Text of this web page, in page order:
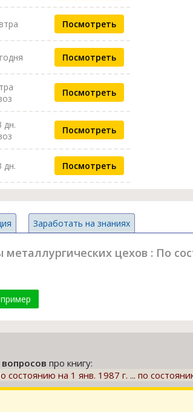
Посмотреть
Посмотреть
Посмотреть
дн.
Посмотреть
дн. Посмотреть
Заработать на знаниях
цехов : По
про книгу:
на 1 янв. 1987 г. ... по